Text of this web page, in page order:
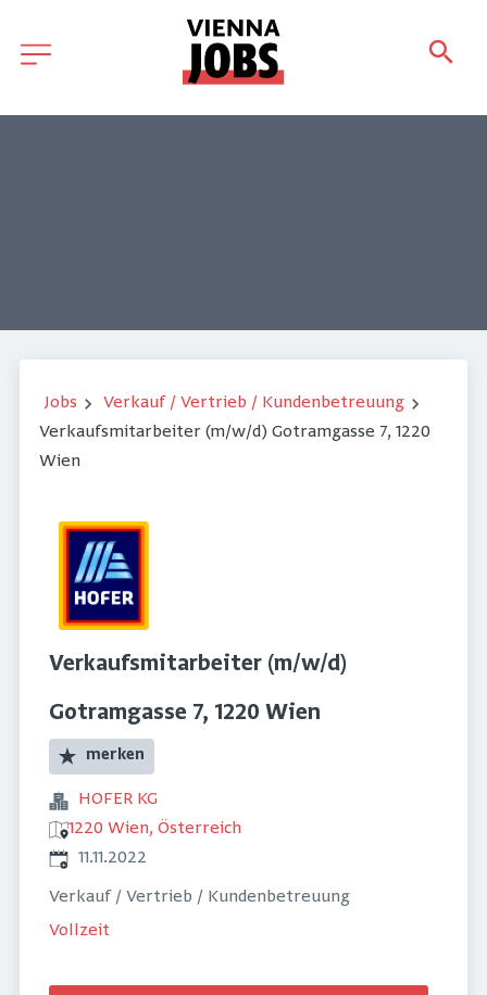
Jobs
Verkauf / Vertrieb / Kundenbetreuung
Verkaufsmitarbeiter (m/w/d) Gotramgasse 7, 1220
Wien
Verkaufsmitarbeiter (m/w/d)
Gotramgasse 7, 1220 Wien
merken
HOFER KG
1220 Wien, Österreich
Veröffentlicht
11.11.2022
Verkauf / Vertrieb / Kundenbetreuung
Vollzeit